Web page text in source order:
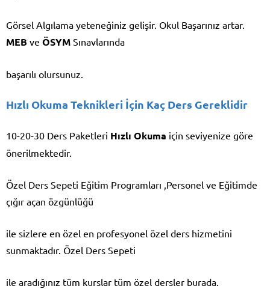
Görsel Algılama yeteneğiniz gelişir. Okul Başarınız artar.
MEB ve ÖSYM Sınavlarında
başarılı olursunuz.
Hızlı Okuma Teknikleri İçin Kaç Ders Gereklidir
10-20-30 Ders Paketleri Hızlı Okuma için seviyenize göre
önerilmektedir.
Özel Ders Sepeti Eğitim Programları ,Personel ve Eğitimde
çığır açan özgünlüğü
ile sizlere en özel en profesyonel özel ders hizmetini
sunmaktadır. Özel Ders Sepeti
ile aradığınız tüm kurslar tüm özel dersler burada.